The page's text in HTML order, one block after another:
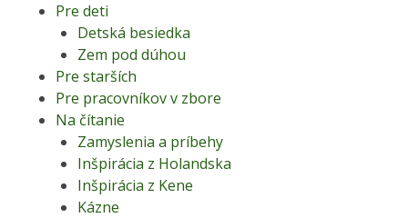
Pre deti
Detská besiedka
Zem pod dúhou
Pre starších
Pre pracovníkov v zbore
Na čítanie
Zamyslenia a príbehy
Inšpirácia z Holandska
Inšpirácia z Kene
Kázne